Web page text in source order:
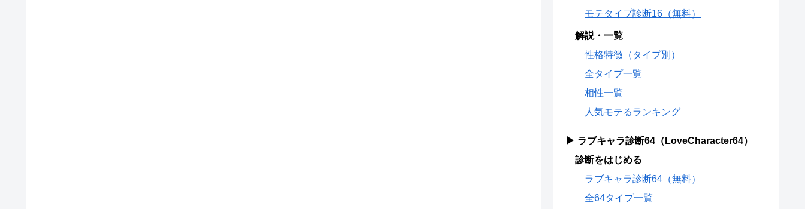
モテタイプ診断16（無料）
解説・一覧
性格特徴（タイプ別）
全タイプ一覧
相性一覧
人気モテるランキング
▶ ラブキャラ診断64（LoveCharacter64）
診断をはじめる
ラブキャラ診断64（無料）
全64タイプ一覧